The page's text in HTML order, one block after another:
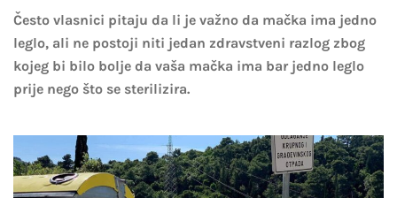
Često vlasnici pitaju da li je važno da mačka ima jedno
leglo, ali ne postoji niti jedan zdravstveni razlog zbog
kojeg bi bilo bolje da vaša mačka ima bar jedno leglo
prije nego što se sterilizira.